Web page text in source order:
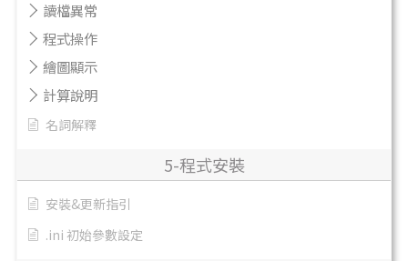
讀檔異常
程式操作
繪圖顯示
計算說明
名詞解釋
5-程式安裝
安裝&更新指引
.ini 初始參數設定